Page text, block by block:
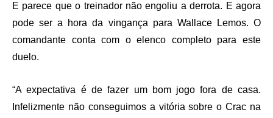
E parece que o treinador não engoliu a derrota. E agora
pode ser a hora da vingança para Wallace Lemos. O
comandante conta com o elenco completo para este
duelo.
“A expectativa é de fazer um bom jogo fora de casa.
Infelizmente não conseguimos a vitória sobre o Crac na